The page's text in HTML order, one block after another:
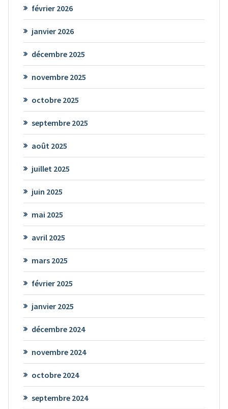
février 2026
janvier 2026
décembre 2025
novembre 2025
octobre 2025
septembre 2025
août 2025
juillet 2025
juin 2025
mai 2025
avril 2025
mars 2025
février 2025
janvier 2025
décembre 2024
novembre 2024
octobre 2024
septembre 2024